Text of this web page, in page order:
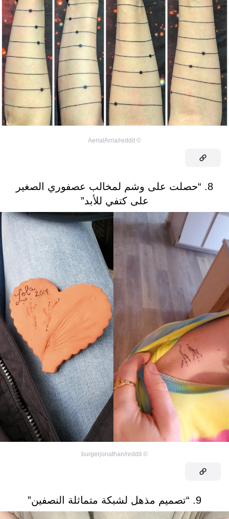
©
AerialArria/reddit
8. “حصلت على وشم لمخالب عصفوري الصغير
على كتفي للأبد”
©
burgerjonathan/reddit
9. “تصميم مذهل لشبكة متماثلة النصفين”